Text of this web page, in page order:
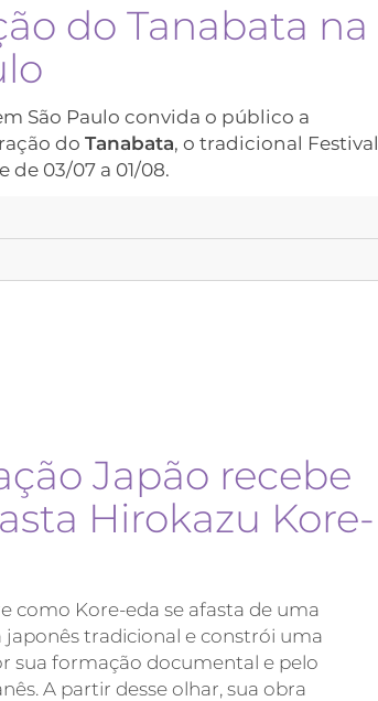
do Tanabata na
São Paulo convida o público a
do Tanabata, o tradicional Festival
de 03/07 a 01/08.
Japão recebe
Hirokazu Kore-
como Kore-eda se afasta de uma
tradicional e constrói uma
sua formação documental e pelo
A partir desse olhar, sua obra